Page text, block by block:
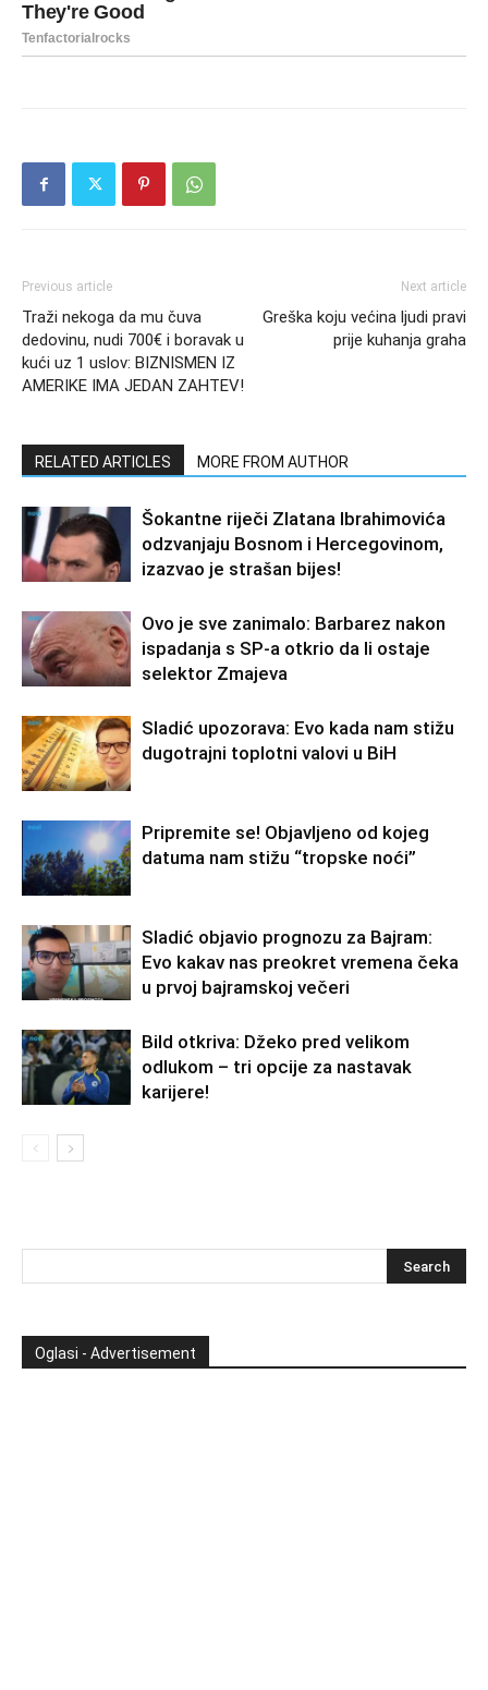
Previous article
Traži nekoga da mu čuva
dedovinu, nudi 700€ i boravak u
kući uz 1 uslov: BIZNISMEN IZ
AMERIKE IMA JEDAN ZAHTEV!
Next article
Greška koju većina ljudi pravi
prije kuhanja graha
RELATED ARTICLES MORE FROM AUTHOR
Šokantne riječi Zlatana Ibrahimovića
odzvanjaju Bosnom i Hercegovinom,
izazvao je strašan bijes!
Ovo je sve zanimalo: Barbarez nakon
ispadanja s SP-a otkrio da li ostaje
selektor Zmajeva
Sladić upozorava: Evo kada nam stižu
dugotrajni toplotni valovi u BiH
Pripremite se! Objavljeno od kojeg
datuma nam stižu “tropske noći”
Sladić objavio prognozu za Bajram:
Evo kakav nas preokret vremena čeka
u prvoj bajramskoj večeri
Bild otkriva: Džeko pred velikom
odlukom – tri opcije za nastavak
karijere!
Oglasi - Advertisement